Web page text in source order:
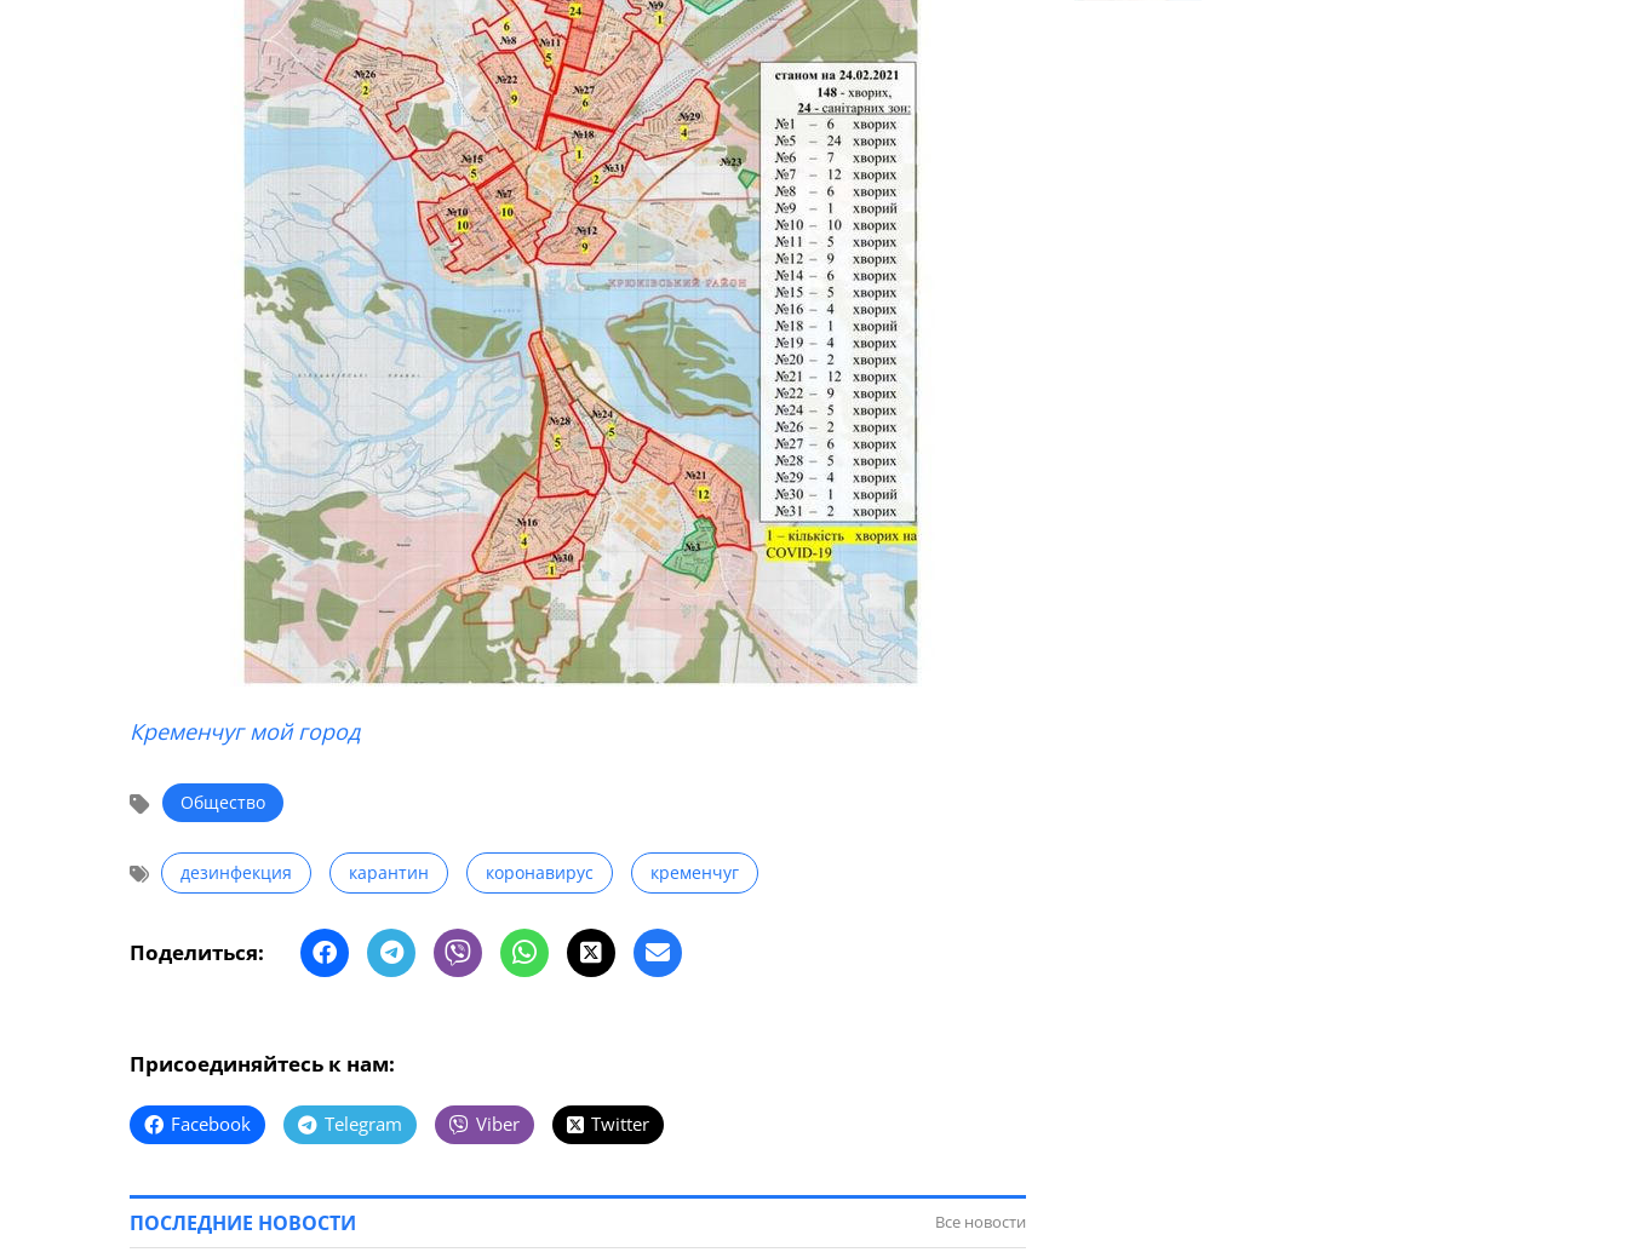
Кременчуг мой город
Общество
дезинфекция карантин коронавирус кременчуг
Поделиться:
Присоединяйтесь к нам:
Facebook Telegram Viber Twitter
ПОСЛЕДНИЕ НОВОСТИ Все новости